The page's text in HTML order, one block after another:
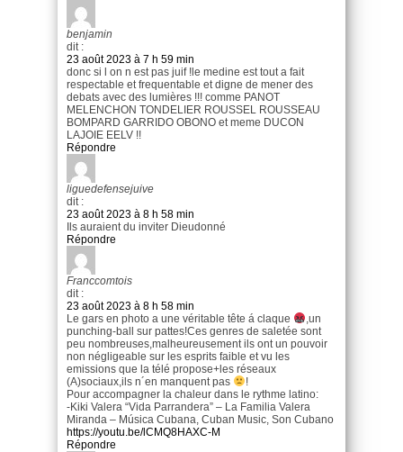
benjamin
dit :
23 août 2023 à 7 h 59 min
donc si l on n est pas juif !le medine est tout a fait
respectable et frequentable et digne de mener des
debats avec des lumières !!! comme PANOT
MELENCHON TONDELIER ROUSSEL ROUSSEAU
BOMPARD GARRIDO OBONO et meme DUCON
LAJOIE EELV !!
Répondre
liguedefensejuive
dit :
23 août 2023 à 8 h 58 min
Ils auraient du inviter Dieudonné
Répondre
Franccomtois
dit :
23 août 2023 à 8 h 58 min
Le gars en photo a une véritable tête á claque
,un
punching-ball sur pattes!Ces genres de saletée sont
peu nombreuses,malheureusement ils ont un pouvoir
non négligeable sur les esprits faible et vu les
emissions que la télé propose+les réseaux
(A)sociaux,ils n´en manquent pas
!
Pour accompagner la chaleur dans le rythme latino:
-Kiki Valera “Vida Parrandera” – La Familia Valera
Miranda – Música Cubana, Cuban Music, Son Cubano
https://youtu.be/lCMQ8HAXC-M
Répondre